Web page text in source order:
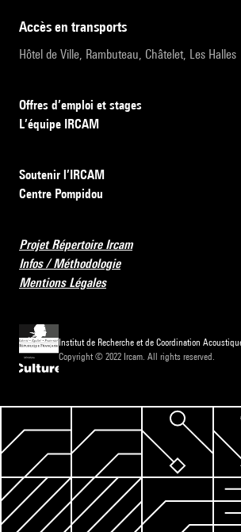
accès en transports
Hôtel de Ville, Rambuteau, Châtelet, Les Halles
Offres d’emploi et stages
L’équipe IRCAM
Soutenir l’IRCAM
Centre Pompidou
Projet Répertoire Ircam
Infos / Méthodologie
Mentions Légales
Institut de Recherche et de Coordination
Copyright © 2022 Ircam. All rights reserved.